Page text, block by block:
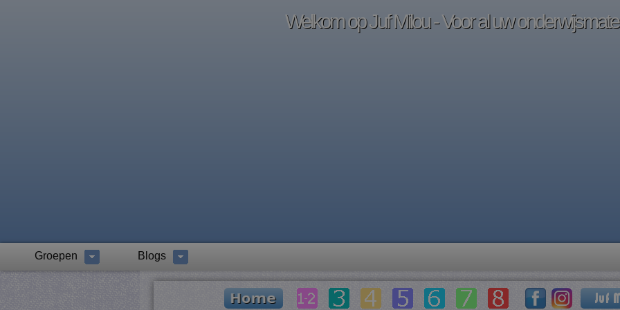
Welkom op Juf Milou - Voor al uw
Groepen Blogs